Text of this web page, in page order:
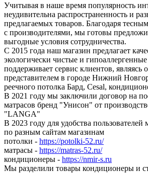
Учитывая в наше время популярность
неудивительна распространенность и
предлагаемых товаров. Благодаря
с производителями, мы готовы
выгодные условия сотрудничества.
С 2015 года наш магазин предлагает
экологически чистые и
поддерживает сервис клиентов,
представителем в городе Нижний
реечного потолка Бард, Cesal,
В 2021 году мы заключили договор на
матрасов бренд "Унисон" от
"LANGA"
В 2023 году для удобства
по разным сайтам магазинам
потолки - https://potolki-52.ru/
матрасы - https://matras-52.ru/
кондиционеры - https://nmir-s.ru
Мы разделили товары кондиционеры и